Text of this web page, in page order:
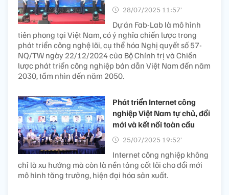
28/07/2025 11:57’
Dự án Fab-Lab là mô hình
tiên phong tại Việt Nam, có ý nghĩa chiến lược trong
phát triển công nghệ lõi, cụ thể hóa Nghị quyết số 57-
NQ/TW ngày 22/12/2024 của Bộ Chính trị và Chiến
lược phát triển công nghiệp bán dẫn Việt Nam đến năm
2030, tầm nhìn đến năm 2050.
Phát triển Internet công
nghiệp Việt Nam tự chủ, đổi
mới và kết nối toàn cầu
25/07/2025 19:52’
Internet công nghiệp không
chỉ là xu hướng mà còn là nền tảng cốt lõi cho đổi mới
mô hình tăng trưởng, hiện đại hóa sản xuất.